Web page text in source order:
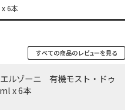
6本
エルゾーニ 有機モスト・ドゥ
x 6本